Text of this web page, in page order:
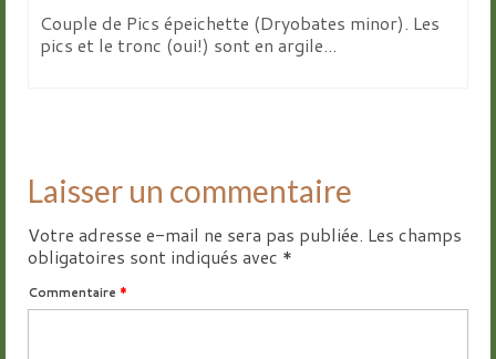
Couple de Pics épeichette (Dryobates minor). Les
pics et le tronc (oui!) sont en argile...
Laisser un commentaire
Votre adresse e-mail ne sera pas publiée. Les champs
obligatoires sont indiqués avec *
Commentaire *